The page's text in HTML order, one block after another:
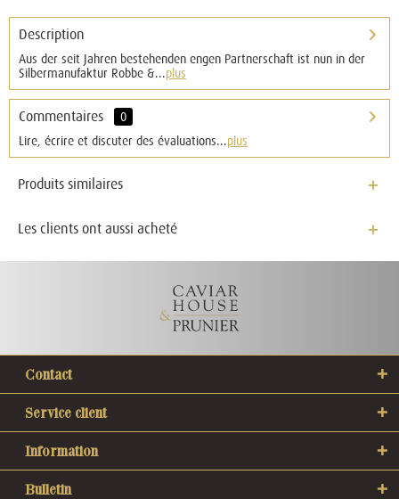
Description
Aus der seit Jahren bestehenden engen Partnerschaft ist nun in der
Silbermanufaktur Robbe &...plus
Commentaires
0
Lire, écrire et discuter des évaluations...plus
Produits similaires
Les clients ont aussi acheté
Contact
Service client
Information
Bulletin